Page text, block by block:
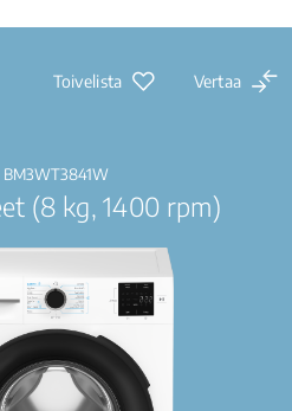
Toivelista Vertaa
BM3WT3841W
(8 kg, 1400 rpm)